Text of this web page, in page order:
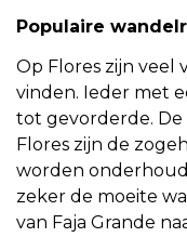
Populaire
Op Flores zijn veel
vinden. Ieder met
tot gevorderde.
Flores zijn de
worden
zeker de moeite
van Faja Grande